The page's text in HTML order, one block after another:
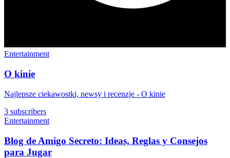
Entertainment
O kinie
Najlepsze ciekawostki, newsy i recenzje - O kinie
3 subscribers
Entertainment
Blog de Amigo Secreto: Ideas, Reglas y Consejos
para Jugar